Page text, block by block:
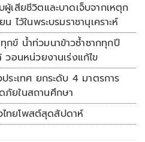
เสียชีวิตและบาดเจ็บจากเหตุก
น ไว้ในพระบรมราชานุเคราะห์
กข์ น้ำท่วมนาข้าวซ้ำซากทุกปี
วอนหน่วยงานเร่งแก้ไข
ระเทศ ยกระดับ 4 มาตรการ
ยในสถานศึกษา
ไทยโพสต์สุดสัปดาห์